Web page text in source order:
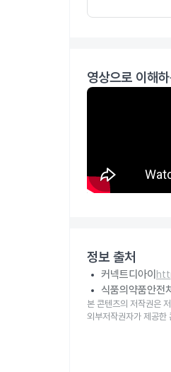
영상으로 이해
정보 출처
커넥트디아이
식품의약품안전
본 콘텐츠의 저작권은
외부저작권자가 제공한